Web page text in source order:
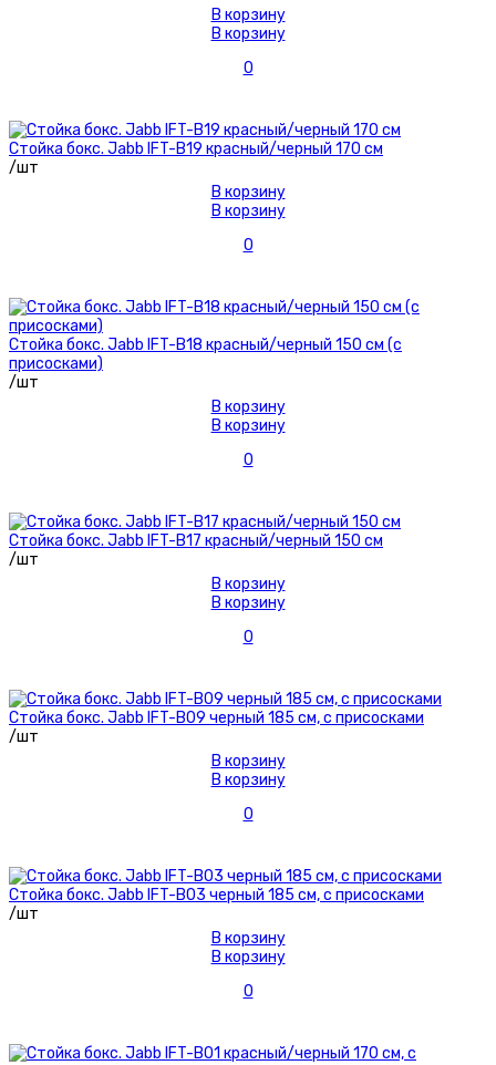
В корзину
В корзину
0
Стойка бокс. Jabb IFT-B19 красный/черный 170 см
/шт
В корзину
В корзину
0
Стойка бокс. Jabb IFT-B18 красный/черный 150 см (с
присосками)
/шт
В корзину
В корзину
0
Стойка бокс. Jabb IFT-B17 красный/черный 150 см
/шт
В корзину
В корзину
0
Стойка бокс. Jabb IFT-B09 черный 185 см, с присосками
/шт
В корзину
В корзину
0
Стойка бокс. Jabb IFT-B03 черный 185 см, с присосками
/шт
В корзину
В корзину
0